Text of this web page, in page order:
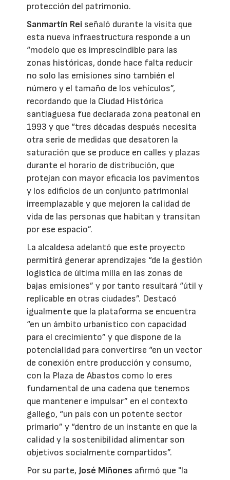
protección del patrimonio.
Sanmartín Rei señaló durante la visita que
esta nueva infraestructura responde a un
“modelo que es imprescindible para las
zonas históricas, donde hace falta reducir
no solo las emisiones sino también el
número y el tamaño de los vehículos”,
recordando que la Ciudad Histórica
santiaguesa fue declarada zona peatonal en
1993 y que “tres décadas después necesita
otra serie de medidas que desatoren la
saturación que se produce en calles y plazas
durante el horario de distribución, que
protejan con mayor eficacia los pavimentos
y los edificios de un conjunto patrimonial
irreemplazable y que mejoren la calidad de
vida de las personas que habitan y transitan
por ese espacio”.
La alcaldesa adelantó que este proyecto
permitirá generar aprendizajes “de la gestión
logística de última milla en las zonas de
bajas emisiones” y por tanto resultará “útil y
replicable en otras ciudades”. Destacó
igualmente que la plataforma se encuentra
“en un ámbito urbanístico con capacidad
para el crecimiento” y que dispone de la
potencialidad para convertirse “en un vector
de conexión entre producción y consumo,
con la Plaza de Abastos como lo eres
fundamental de una cadena que tenemos
que mantener e impulsar” en el contexto
gallego, “un país con un potente sector
primario” y “dentro de un instante en que la
calidad y la sostenibilidad alimentar son
objetivos socialmente compartidos”.
Por su parte, José Miñones afirmó que "la